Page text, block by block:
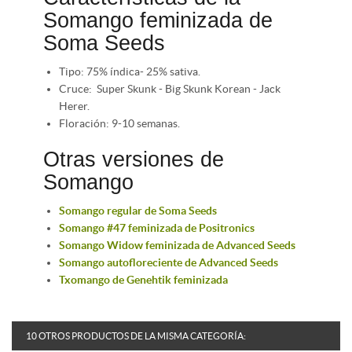
Somango feminizada de
Soma Seeds
Tipo: 75% índica- 25% sativa.
Cruce: Super Skunk - Big Skunk Korean - Jack
Herer.
Floración: 9-10 semanas.
Otras versiones de
Somango
Somango regular de Soma Seeds
Somango #47 feminizada de Positronics
Somango Widow feminizada de Advanced Seeds
Somango autofloreciente de Advanced Seeds
Txomango de Genehtik feminizada
10 OTROS PRODUCTOS DE LA MISMA CATEGORÍA: